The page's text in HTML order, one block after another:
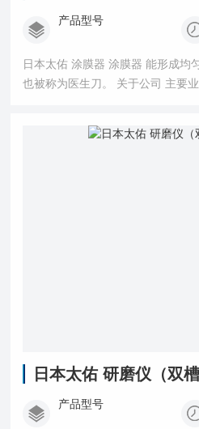
产品型号
日本太佑 涂膜器 涂膜器 能形成均
也被称为医生刀。 关于公司 主要
日本太佑 研磨仪（双
产品型号